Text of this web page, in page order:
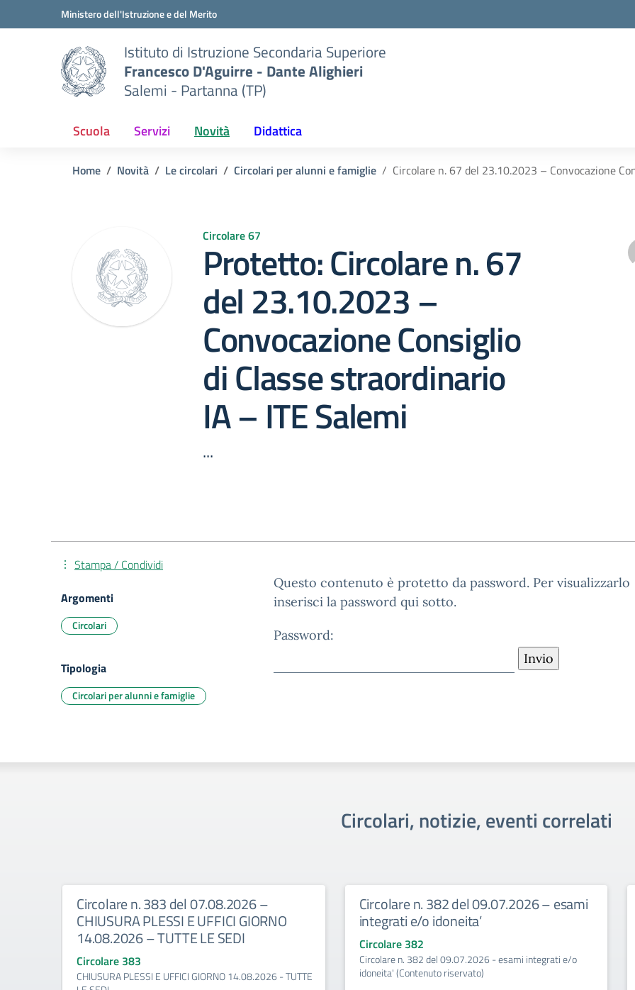
Vai ai contenuti
Vai al menu di navigazioneMinistero dell'Istruzione e del Merito
Istituto di Istruzione Secondaria Superiore
Francesco D'Aguirre - Dante Alighieri
Salemi - Partanna (TP)
Scuola Servizi Novità Didattica
Home Novità Le circolari Circolari per alunni e famiglie Circolare n. 67 del 23.10.2023 – Convocazione
Circolare 67
Protetto: Circolare n. 67
del 23.10.2023 –
Convocazione Consiglio
di Classe straordinario
IA – ITE Salemi
...
Questo contenuto è protetto da password. Per visualizzarlo
inserisci la password qui sotto.
Password:
Stampa / Condividi
Argomenti
Circolari
Tipologia
Circolari per alunni e famiglie
Circolari, notizie, eventi correlati
Circolare n. 383 del 07.08.2026 –
CHIUSURA PLESSI E UFFICI GIORNO
14.08.2026 – TUTTE LE SEDI
Circolare 383
CHIUSURA PLESSI E UFFICI GIORNO 14.08.2026 - TUTTE
Circolare n. 382 del 09.07.2026 – esami
integrati e/o idoneita’
Circolare 382
Circolare n. 382 del 09.07.2026 - esami integrati e/o
idoneita' (Contenuto riservato)